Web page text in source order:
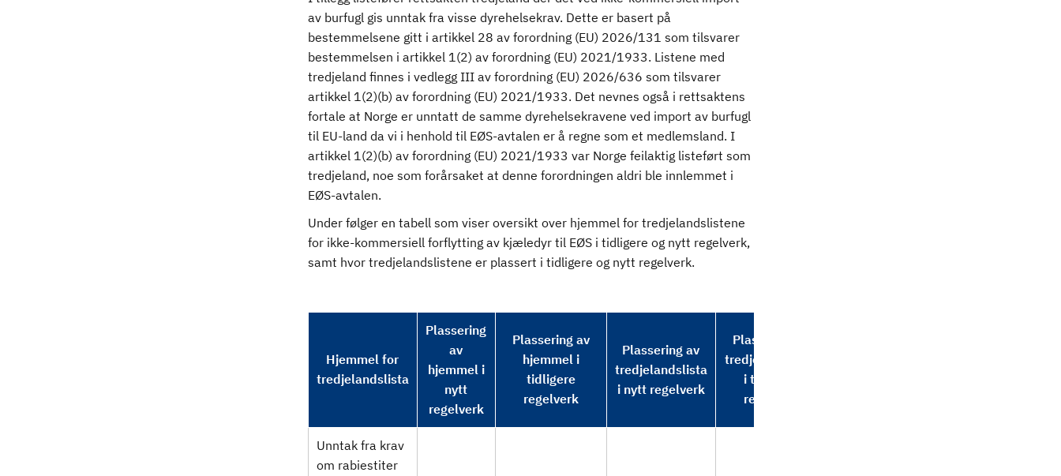
av burfugl gis unntak fra visse dyrehelsekrav. Dette er basert på
bestemmelsene gitt i artikkel 28 av forordning (EU) 2026/131 som tilsvarer
bestemmelsen i artikkel 1(2) av forordning (EU) 2021/1933. Listene med
tredjeland finnes i vedlegg III av forordning (EU) 2026/636 som tilsvarer
artikkel 1(2)(b) av forordning (EU) 2021/1933. Det nevnes også i rettsaktens
fortale at Norge er unntatt de samme dyrehelsekravene ved import av burfugl
til EU-land da vi i henhold til EØS-avtalen er å regne som et medlemsland. I
artikkel 1(2)(b) av forordning (EU) 2021/1933 var Norge feilaktig listeført som
tredjeland, noe som forårsaket at denne forordningen aldri ble innlemmet i
EØS-avtalen.
Under følger en tabell som viser oversikt over hjemmel for tredjelandslistene
for ikke-kommersiell forflytting av kjæledyr til EØS i tidligere og nytt regelverk,
samt hvor tredjelandslistene er plassert i tidligere og nytt regelverk.
Hjemmel for
tredjelandslista
Plassering
av
hjemmel i
nytt
regelverk
Plassering av
hjemmel i
tidligere
regelverk
Plassering av
tredjelandslista
i nytt regelverk
Plassering av
tredjelandslista
i tidligere
regelverk
Unntak fra krav
om rabiestiter